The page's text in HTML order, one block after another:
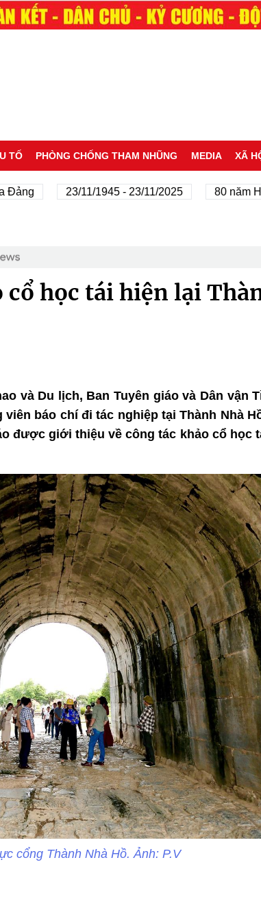
TỐ PHÒNG CHỐNG THAM NHŨNG MEDIA XÃ
23/11/1945 - 23/11/2025 80 năm Hành
cổ học tái hiện lại
và Du lịch, Ban Tuyên giáo và Dân vận
báo chí đi tác nghiệp tại Thành Nhà
được giới thiệu về công tác khảo cổ học
cổng Thành Nhà Hồ. Ảnh: P.V